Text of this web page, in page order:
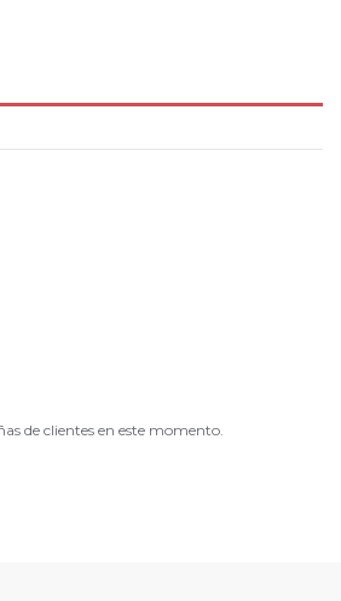
de clientes en este momento.